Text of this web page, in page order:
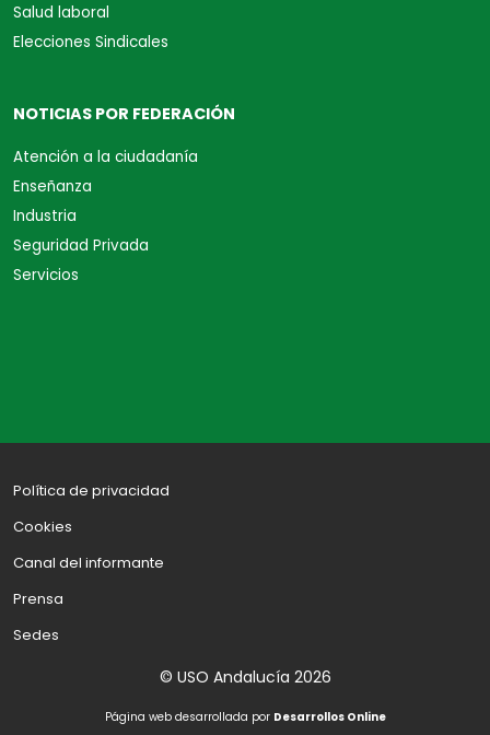
Salud laboral
Elecciones Sindicales
NOTICIAS POR FEDERACIÓN
Atención a la ciudadanía
Enseñanza
Industria
Seguridad Privada
Servicios
Política de privacidad
Cookies
Canal del informante
Prensa
Sedes
© USO Andalucía 2026
Página web desarrollada por Desarrollos Online